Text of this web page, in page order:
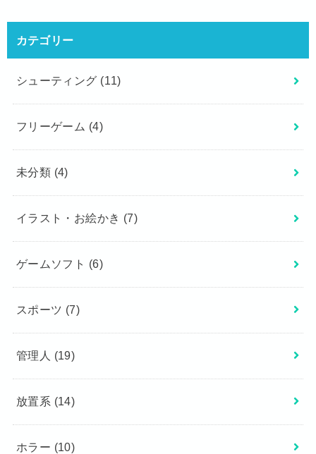
カテゴリー
シューティング (11)
フリーゲーム (4)
未分類 (4)
イラスト・お絵かき (7)
ゲームソフト (6)
スポーツ (7)
管理人 (19)
放置系 (14)
ホラー (10)